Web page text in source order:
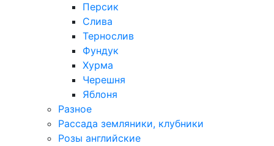
Персик
Слива
Тернослив
Фундук
Хурма
Черешня
Яблоня
Разное
Рассада земляники, клубники
Розы английские